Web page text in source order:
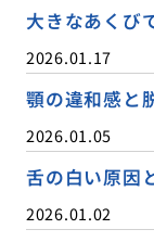
大きなあくび
2026.01.17
顎の違和感と
2026.01.05
舌の白い原因
2026.01.02